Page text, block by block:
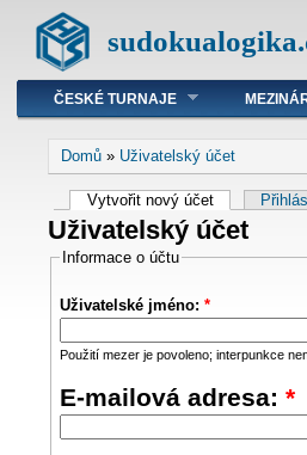
ČESKÉ TURNAJE
Domů » Uživatelský účet
Vytvořit nový účet
Uživatelský účet
Informace o účtu
Uživatelské jméno: *
Použití mezer je povoleno; interpunkce
E-mailová adresa: *